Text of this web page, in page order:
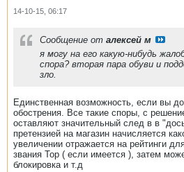
14-10-15, 06:17
Сообщение от алексей м
я могу на его какую-нибудь
спора? вторая пара обуви и
зло.
Единственная возможность, если вы
обострения. Все такие споры, с
оставляют значительный след в в
претензией на магазин начисляется
увеличении отражается на рейтинги
звания Top ( если имеется ), затем
блокировка и т.д